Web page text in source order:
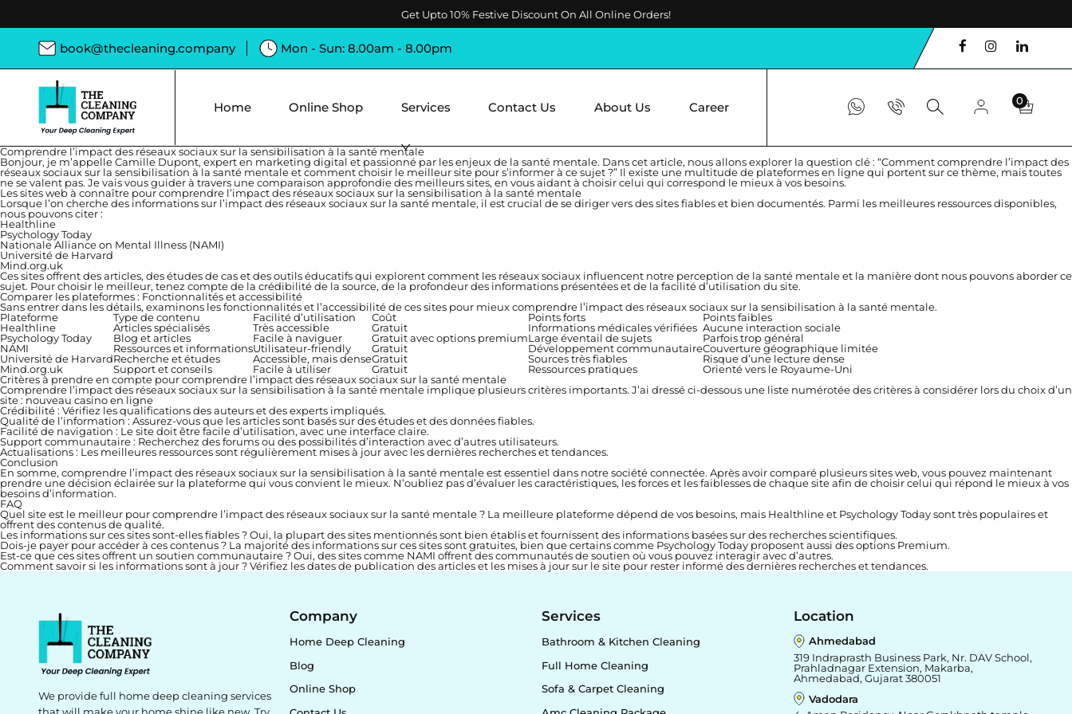
Get Upto 10% Festive Discount On All Online Orders!
book@thecleaning.company Mon - Sun: 8.00am - 8.00pm
Home Online Shop Services Contact Us About Us Career 0
Comprendre l’impact des réseaux sociaux sur la sensibilisation à la santé mentale
Bonjour, je m’appelle Camille Dupont, expert en marketing digital et passionné par les enjeux de la santé mentale. Dans cet article, nous allons explorer la question clé : “Comment comprendre l’impact des
réseaux sociaux sur la sensibilisation à la santé mentale et comment choisir le meilleur site pour s’informer à ce sujet ?” Il existe une multitude de plateformes en ligne qui portent sur ce thème, mais toutes
ne se valent pas. Je vais vous guider à travers une comparaison approfondie des meilleurs sites, en vous aidant à choisir celui qui correspond le mieux à vos besoins.
Les sites web à connaître pour comprendre l’impact des réseaux sociaux sur la sensibilisation à la santé mentale
Lorsque l’on cherche des informations sur l’impact des réseaux sociaux sur la santé mentale, il est crucial de se diriger vers des sites fiables et bien documentés. Parmi les meilleures ressources disponibles,
nous pouvons citer :
Healthline
Psychology Today
Nationale Alliance on Mental Illness (NAMI)
Université de Harvard
Mind.org.uk
Ces sites offrent des articles, des études de cas et des outils éducatifs qui explorent comment les réseaux sociaux influencent notre perception de la santé mentale et la manière dont nous pouvons aborder ce
sujet. Pour choisir le meilleur, tenez compte de la crédibilité de la source, de la profondeur des informations présentées et de la facilité d’utilisation du site.
Comparer les plateformes : Fonctionnalités et accessibilité
Sans entrer dans les détails, examinons les fonctionnalités et l’accessibilité de ces sites pour mieux comprendre l’impact des réseaux sociaux sur la sensibilisation à la santé mentale.
Plateforme
Type de contenu Facilité d’utilisation Coût Points forts
Points faibles
Healthline
Articles spécialisés Très accessible Gratuit Informations médicales vérifiées Aucune interaction sociale
Psychology Today
Blog et articles Facile à naviguer Gratuit avec options premiumLarge éventail de sujets
Parfois trop général
NAMI
Ressources et informationsUtilisateur-friendly Gratuit Développement communautaireCouverture géographique limitée
Université de HarvardRecherche et études Accessible, mais denseGratuit Sources très fiables
Risque d’une lecture dense
Mind.org.uk
Support et conseils Facile à utiliser Gratuit Ressources pratiques
Orienté vers le Royaume-Uni
Critères à prendre en compte pour comprendre l’impact des réseaux sociaux sur la santé mentale
Comprendre l’impact des réseaux sociaux sur la sensibilisation à la santé mentale implique plusieurs critères importants. J’ai dressé ci-dessous une liste numérotée des critères à considérer lors du choix d’un
site : nouveau casino en ligne
Crédibilité : Vérifiez les qualifications des auteurs et des experts impliqués.
Qualité de l’information : Assurez-vous que les articles sont basés sur des études et des données fiables.
Facilité de navigation : Le site doit être facile d’utilisation, avec une interface claire.
Support communautaire : Recherchez des forums ou des possibilités d’interaction avec d’autres utilisateurs.
Actualisations : Les meilleures ressources sont régulièrement mises à jour avec les dernières recherches et tendances.
Conclusion
En somme, comprendre l’impact des réseaux sociaux sur la sensibilisation à la santé mentale est essentiel dans notre société connectée. Après avoir comparé plusieurs sites web, vous pouvez maintenant
prendre une décision éclairée sur la plateforme qui vous convient le mieux. N’oubliez pas d’évaluer les caractéristiques, les forces et les faiblesses de chaque site afin de choisir celui qui répond le mieux à vos
besoins d’information.
FAQ
Quel site est le meilleur pour comprendre l’impact des réseaux sociaux sur la santé mentale ? La meilleure plateforme dépend de vos besoins, mais Healthline et Psychology Today sont très populaires et
offrent des contenus de qualité.
Les informations sur ces sites sont-elles fiables ?Oui, la plupart des sites mentionnés sont bien établis et fournissent des informations basées sur des recherches scientifiques.
Dois-je payer pour accéder à ces contenus ? La majorité des informations sur ces sites sont gratuites, bien que certains comme Psychology Today proposent aussi des options Premium.
Est-ce que ces sites offrent un soutien communautaire ?Oui, des sites comme NAMI offrent des communautés de soutien où vous pouvez interagir avec d’autres.
Comment savoir si les informations sont à jour ?Vérifiez les dates de publication des articles et les mises à jour sur le site pour rester informé des dernières recherches et tendances.
We provide full home deep cleaning services
Company
Home Deep Cleaning
Blog
Online Shop
Services
Bathroom & Kitchen Cleaning
Full Home Cleaning
Sofa & Carpet Cleaning
Location
Ahmedabad
319 Indraprasth Business Park, Nr. DAV School,
Prahladnagar Extension, Makarba,
Ahmedabad, Gujarat 380051
Vadodara